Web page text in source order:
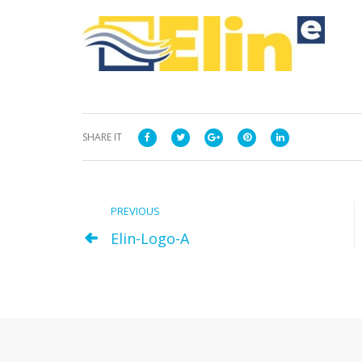
SHARE IT
PREVIOUS
Elin-Logo-A